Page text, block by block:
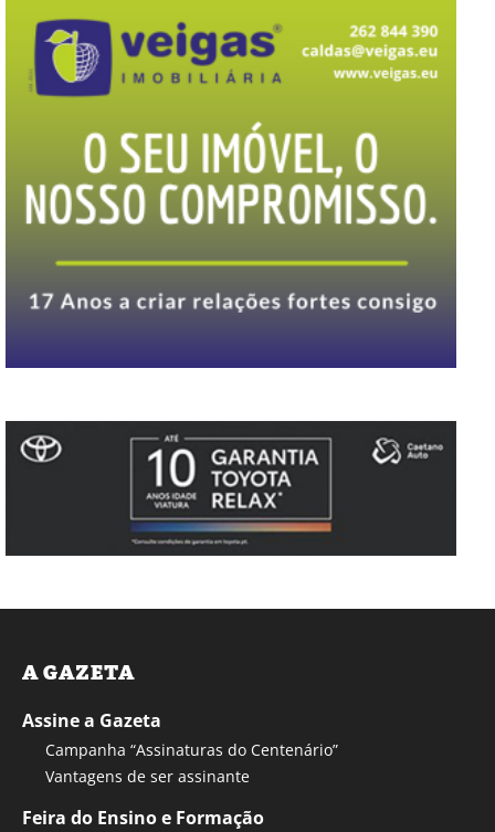
A GAZETA
Assine a Gazeta
Campanha “Assinaturas do Centenário”
Vantagens de ser assinante
Feira do Ensino e Formação